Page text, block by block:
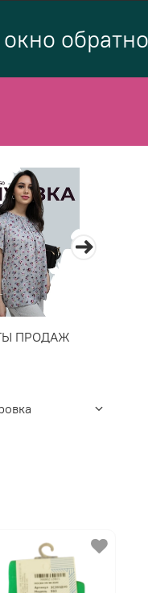
обратной
ПРОДАЖ